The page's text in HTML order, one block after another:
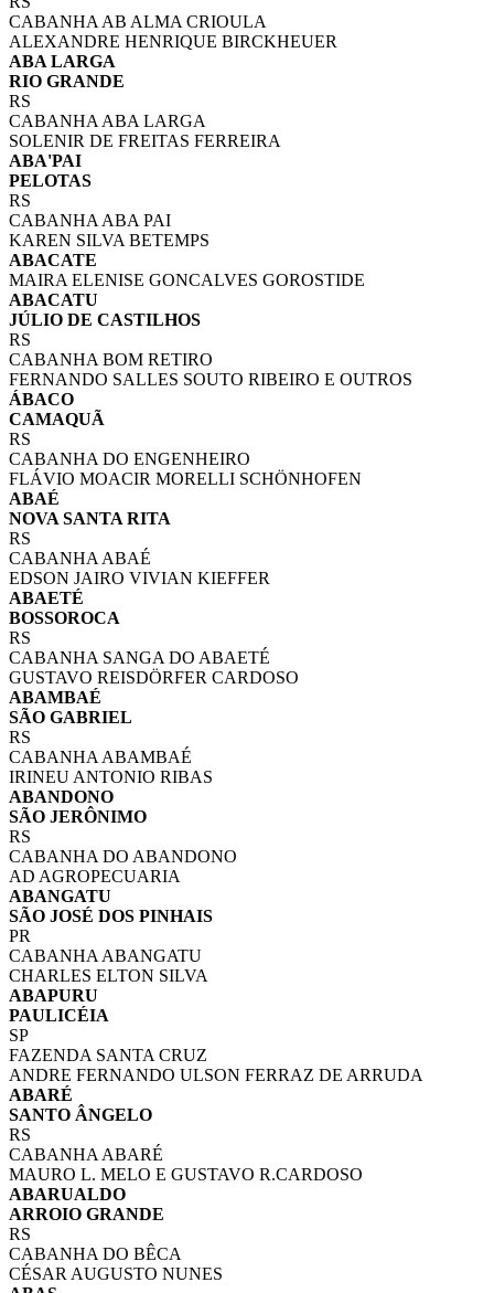
CABANHA AB ALMA CRIOULA
ALEXANDRE HENRIQUE BIRCKHEUER
ABA LARGA
RIO GRANDE
RS
CABANHA ABA LARGA
SOLENIR DE FREITAS FERREIRA
ABA'PAI
PELOTAS
RS
CABANHA ABA PAI
KAREN SILVA BETEMPS
ABACATE
MAIRA ELENISE GONCALVES GOROSTIDE
ABACATU
JÚLIO DE CASTILHOS
RS
CABANHA BOM RETIRO
FERNANDO SALLES SOUTO RIBEIRO E OUTROS
ÁBACO
CAMAQUÃ
RS
CABANHA DO ENGENHEIRO
FLÁVIO MOACIR MORELLI SCHÖNHOFEN
ABAÉ
NOVA SANTA RITA
RS
CABANHA ABAÉ
EDSON JAIRO VIVIAN KIEFFER
ABAETÉ
BOSSOROCA
RS
CABANHA SANGA DO ABAETÉ
GUSTAVO REISDÖRFER CARDOSO
ABAMBAÉ
SÃO GABRIEL
RS
CABANHA ABAMBAÉ
IRINEU ANTONIO RIBAS
ABANDONO
SÃO JERÔNIMO
RS
CABANHA DO ABANDONO
AD AGROPECUARIA
ABANGATU
SÃO JOSÉ DOS PINHAIS
PR
CABANHA ABANGATU
CHARLES ELTON SILVA
ABAPURU
PAULICÉIA
SP
FAZENDA SANTA CRUZ
ANDRE FERNANDO ULSON FERRAZ DE ARRUDA
ABARÉ
SANTO ÂNGELO
RS
CABANHA ABARÉ
MAURO L. MELO E GUSTAVO R.CARDOSO
ABARUALDO
ARROIO GRANDE
RS
CABANHA DO BÊCA
CÉSAR AUGUSTO NUNES